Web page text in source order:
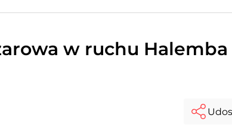
w ruchu Halemba